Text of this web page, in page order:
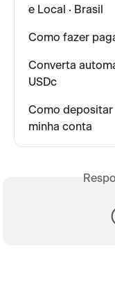
e Local · Brasil
Como fazer
Converta
USDc
Como depositar
minha conta